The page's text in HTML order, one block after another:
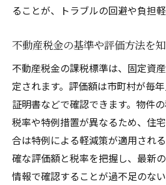
安心
納付書の内容と問い合わ
イント
納税通知書を活用し固定
消
不動産税金の納付スケジ
授
東大阪市で利用できる減免制
ることが、トラブルの回避や負担
不動産税金の基準や評価方法を
不動産税金の課税標準は、固定資
定されます。評価額は市町村が毎
証明書などで確認できます。物件
税率や特例措置が異なるため、住
合は特例による軽減策が適用され
確な評価額と税率を把握し、最新
情報で確認することが過不足のな